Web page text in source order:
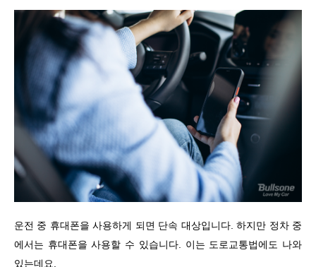
운전 중 휴대폰을 사용하게 되면 단속 대상입니다. 하지만 정차 중
에서는 휴대폰을 사용할 수 있습니다. 이는 도로교통법에도 나와
있는데요.